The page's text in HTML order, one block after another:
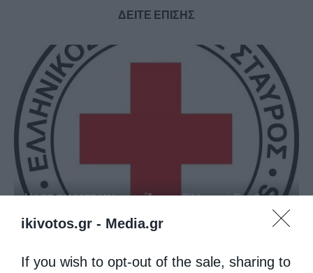
ikivotos.gr - Media.gr
If you wish to opt-out of the sale, sharing to
ΔΕΙΤΕ ΕΠΙΣΗΣ
Η LEROY MERLIN στηρίζει τον Ελληνικό Ερυθρό
Σταυρό...